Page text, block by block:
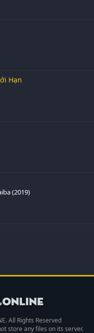
Hạn
(2019)
All Rights Reserved
store any files on its server.